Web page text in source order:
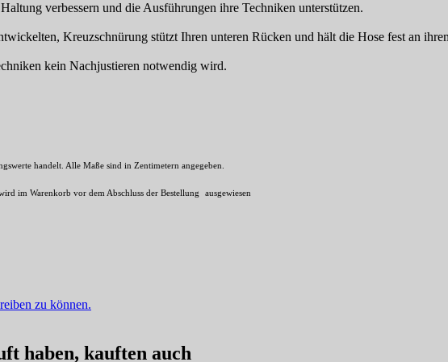
verbessern und die Ausführungen ihre Techniken unterstützen.
Kreuzschnürung stützt Ihren unteren Rücken und hält die Hose fest an
kein Nachjustieren notwendig wird.
handelt. Alle Maße sind in Zentimetern angegeben.
im Warenkorb vor dem Abschluss der Bestellung ausgewiesen
zu können.
haben, kauften auch